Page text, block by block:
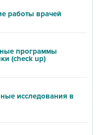
работы врачей
программы
(check up)
исследования в